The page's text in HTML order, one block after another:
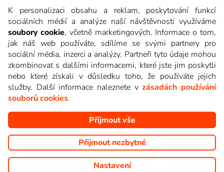
Copyright © goNET s.r.o. Na tomto webu jsou zobrazovány
obrázky z pořadů TV stanic, které můžete sledovat v Lepší.TV.
K personalizaci obsahu a reklam, poskytování funkcí
sociálních médií a analýze naší návštěvnosti využíváme
soubory cookie, včetně marketingových. Informace o tom,
jak náš web používáte, sdílíme se svými partnery pro
sociální média, inzerci a analýzy. Partneři tyto údaje mohou
zkombinovat s dalšími informacemi, které jste jim poskytli
nebo které získali v důsledku toho, že používáte jejich
služby. Další informace naleznete vzásadách používání
souborů cookies.
Přijmout vše
Přijmout nezbytné
Nastavení